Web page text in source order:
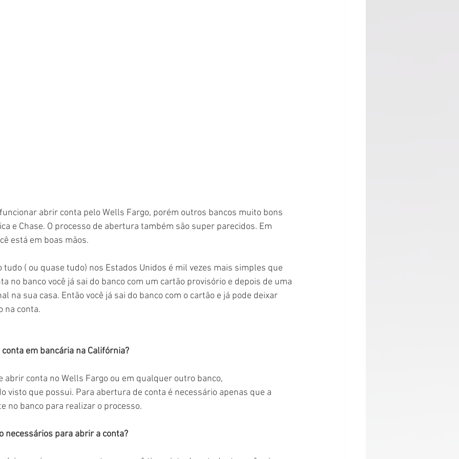
abrir conta pelo Wells Fargo, porém outros bancos muito bons
e Chase. O processo de abertura também são super parecidos. Em
está em boas mãos.
tudo ( ou quase tudo) nos Estados Unidos é mil vezes mais simples que
no banco você já sai do banco com um cartão provisório e depois de uma
na sua casa. Então você já sai do banco com o cartão e já pode deixar
na conta.
em bancária na Califórnia?
abrir conta no Wells Fargo ou em qualquer outro banco,
visto que possui. Para abertura de conta é necessário apenas que a
no banco para realizar o processo.
necessários para abrir a conta?